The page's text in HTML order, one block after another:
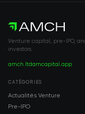
Venture capital, pre-IPO,
investors.
amch.ltdamcapital.app
CATÉGORIES
Actualités Venture
Pre-IPO